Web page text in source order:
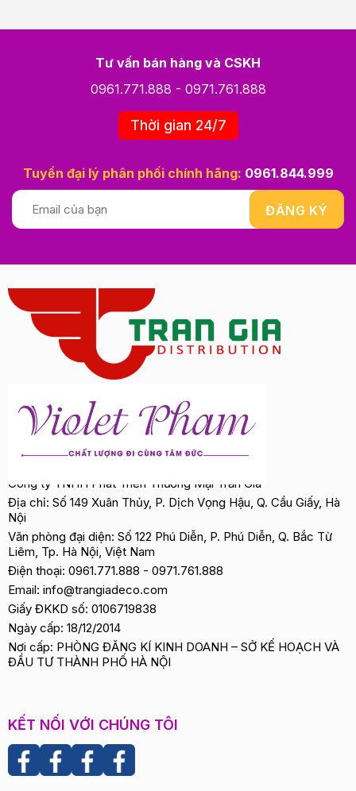
Tư vấn bán hàng và CSKH
0961.771.888 - 0971.761.888
Thời gian 24/7
Tuyển đại lý phân phối chính hãng: 0961.844.999
Công ty TNHH Phát Triển Thương Mại Trần Gia
Địa chỉ: Số 149 Xuân Thủy, P. Dịch Vọng Hậu, Q. Cầu Giấy, Hà
Nội
Văn phòng đại diện: Số 122 Phú Diễn, P. Phú Diễn, Q. Bắc Từ
Liêm, Tp. Hà Nội, Việt Nam
Điện thoại: 0961.771.888 - 0971.761.888
Email: info@trangiadeco.com
Giấy ĐKKD số: 0106719838
Ngày cấp: 18/12/2014
Nơi cấp: PHÒNG ĐĂNG KÍ KINH DOANH – SỞ KẾ HOẠCH VÀ
ĐẦU TƯ THÀNH PHỐ HÀ NỘI
KẾT NỐI VỚI CHÚNG TÔI